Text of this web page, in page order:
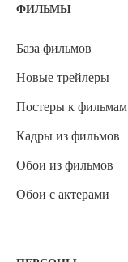
ФИЛЬМЫ
База фильмов
Новые трейлеры
Постеры к фильмам
Кадры из фильмов
Обои из фильмов
Обои с актерами